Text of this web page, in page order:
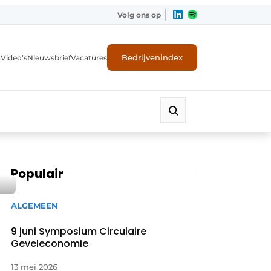
Volg ons op
Video’sNieuwsbriefVacatures Bedrijvenindex
Populair
ALGEMEEN
9 juni Symposium Circulaire
Geveleconomie
13 mei 2026